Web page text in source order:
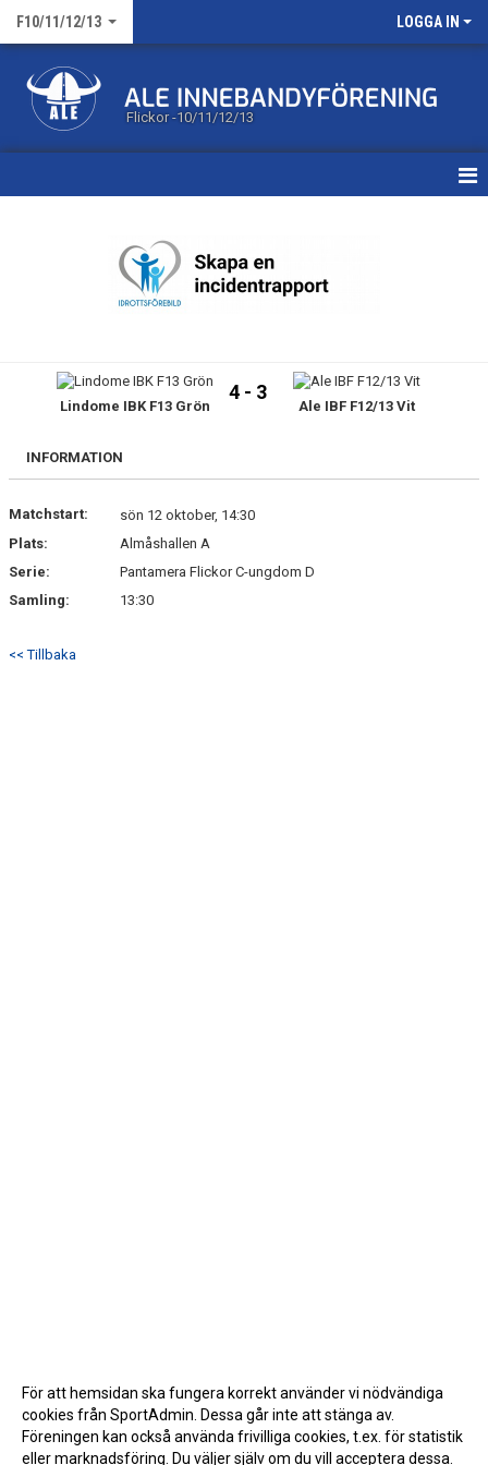
F10/11/12/13 LOGGA IN
Flickor -10/11/12/13
BILDGALLERI
DOKUMENT
Lindome IBK F13 Grön
4 - 3
Ale IBF F12/13 Vit
INFORMATION
Matchstart:
sön 12 oktober, 14:30
Plats:
Almåshallen A
Serie:
Pantamera Flickor C-ungdom D
Samling:
13:30
<< Tillbaka
För att hemsidan ska fungera korrekt använder vi nödvändiga
cookies från SportAdmin. Dessa går inte att stänga av.
Föreningen kan också använda frivilliga cookies, t.ex. för statistik
eller marknadsföring. Du väljer själv om du vill acceptera dessa.